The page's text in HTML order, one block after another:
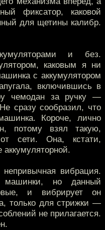
фиксатор, каковой
для щетины калибр.
и без.
каковым я ни
с аккумулятором
включившись в
чемодан за ручку —
сразу сообразил, что
Короче, лично
потому взял такую,
от сети. Она, кстати,
вибрация.
машинки, но данный
и вибрирует он
только для стрижки —
не прилагается.